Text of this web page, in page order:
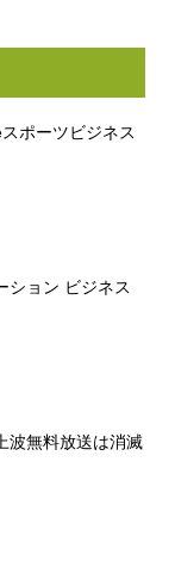
ポーツビジネス
ション ビジネス
波無料放送は消滅